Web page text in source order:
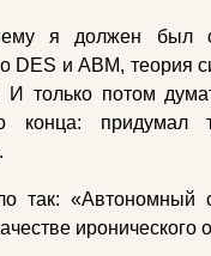
я должен был
DES и ABM, теория
И только потом
конца: придумал
так: «Автономный
иронического